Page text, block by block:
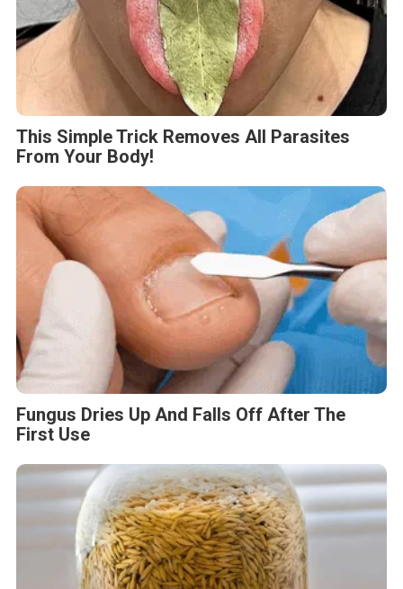
This Simple Trick Removes All Parasites
From Your Body!
Fungus Dries Up And Falls Off After The
First Use
One Teaspoon And All The Worms In The